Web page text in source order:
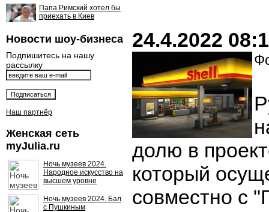
Папа Римский хотел бы
приехать в Киев
Новости шоу-бизнеса
Подпишитесь на нашу
рассылку
Наш партнёр
Женская сеть
myJulia.ru
Ночь музеев 2024.
Народное искусство на
высшем уровне
Ночь музеев 2024. Бал
с Пушкиным
24.4.2022
долю в
который
совместно с